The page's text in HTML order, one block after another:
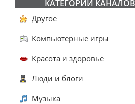
КАТЕГОРИИ КАНАЛОВ
Другое
Компьютерные игры
Красота и здоровье
Люди и блоги
Музыка